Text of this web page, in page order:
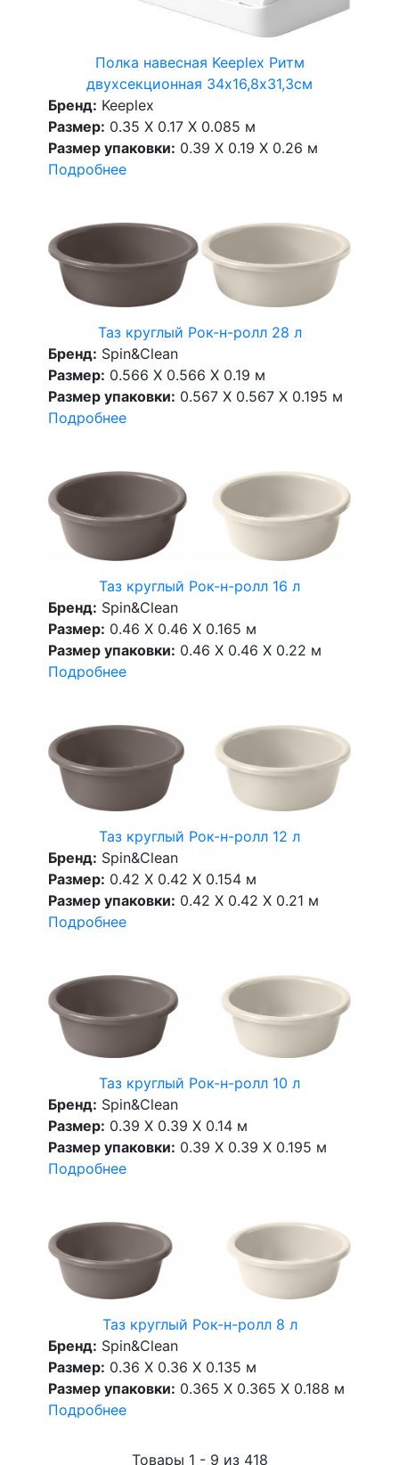
Полка навесная Keeplex Ритм
двухсекционная 34х16,8х31,3см
Бренд: Keeplex
Размер: 0.35 X 0.17 X 0.085 м
Размер упаковки: 0.39 X 0.19 X 0.26 м
Подробнее
Таз круглый Рок-н-ролл 28 л
Бренд: Spin&Clean
Размер: 0.566 X 0.566 X 0.19 м
Размер упаковки: 0.567 X 0.567 X 0.195 м
Подробнее
Таз круглый Рок-н-ролл 16 л
Бренд: Spin&Clean
Размер: 0.46 X 0.46 X 0.165 м
Размер упаковки: 0.46 X 0.46 X 0.22 м
Подробнее
Таз круглый Рок-н-ролл 12 л
Бренд: Spin&Clean
Размер: 0.42 X 0.42 X 0.154 м
Размер упаковки: 0.42 X 0.42 X 0.21 м
Подробнее
Таз круглый Рок-н-ролл 10 л
Бренд: Spin&Clean
Размер: 0.39 X 0.39 X 0.14 м
Размер упаковки: 0.39 X 0.39 X 0.195 м
Подробнее
Таз круглый Рок-н-ролл 8 л
Бренд: Spin&Clean
Размер: 0.36 X 0.36 X 0.135 м
Размер упаковки: 0.365 X 0.365 X 0.188 м
Подробнее
Товары 1 - 9 из 418